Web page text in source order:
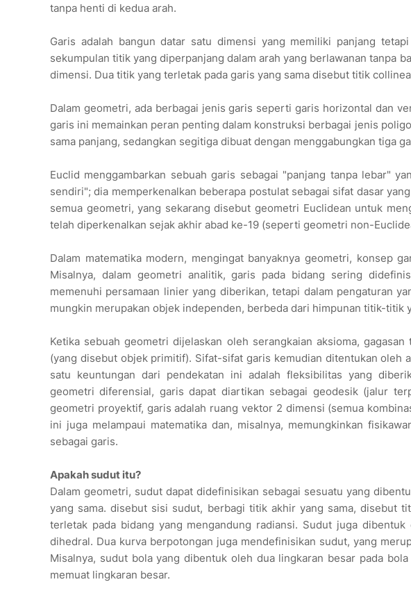
tanpa henti di kedua arah.
Garis adalah bangun datar satu dimensi yang memiliki panjang
sekumpulan titik yang diperpanjang dalam arah yang berlawanan tanpa
dimensi. Dua titik yang terletak pada garis yang sama disebut titik
Dalam geometri, ada berbagai jenis garis seperti garis horizontal dan
garis ini memainkan peran penting dalam konstruksi berbagai jenis
sama panjang, sedangkan segitiga dibuat dengan menggabungkan tiga
Euclid menggambarkan sebuah garis sebagai "panjang tanpa lebar"
sendiri"; dia memperkenalkan beberapa postulat sebagai sifat dasar
semua geometri, yang sekarang disebut geometri Euclidean untuk
telah diperkenalkan sejak akhir abad ke-19 (seperti geometri non-
Dalam matematika modern, mengingat banyaknya geometri, konsep
Misalnya, dalam geometri analitik, garis pada bidang sering
memenuhi persamaan linier yang diberikan, tetapi dalam pengaturan
mungkin merupakan objek independen, berbeda dari himpunan titik-titik
Ketika sebuah geometri dijelaskan oleh serangkaian aksioma,
(yang disebut objek primitif). Sifat-sifat garis kemudian ditentukan oleh
satu keuntungan dari pendekatan ini adalah fleksibilitas yang
geometri diferensial, garis dapat diartikan sebagai geodesik (jalur
geometri proyektif, garis adalah ruang vektor 2 dimensi (semua
ini juga melampaui matematika dan, misalnya, memungkinkan
sebagai garis.
Apakah sudut itu?
Dalam geometri, sudut dapat didefinisikan sebagai sesuatu yang
yang sama. disebut sisi sudut, berbagi titik akhir yang sama, disebut
terletak pada bidang yang mengandung radiansi. Sudut juga
dihedral. Dua kurva berpotongan juga mendefinisikan sudut, yang
Misalnya, sudut bola yang dibentuk oleh dua lingkaran besar pada
memuat lingkaran besar.